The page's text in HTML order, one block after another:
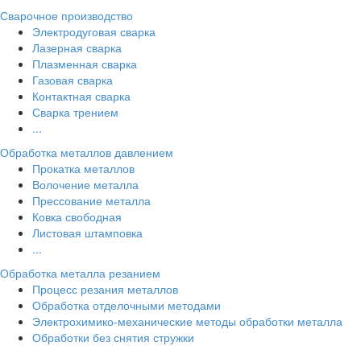
Сварочное производство
Электродуговая сварка
Лазерная сварка
Плазменная сварка
Газовая сварка
Контактная сварка
Сварка трением
...
Обработка металлов давлением
Прокатка металлов
Волочение металла
Прессование металла
Ковка свободная
Листовая штамповка
...
Обработка металла резанием
Процесс резания металлов
Обработка отделочными методами
Электрохимико-механические методы обработки металла
Обработки без снятия стружки